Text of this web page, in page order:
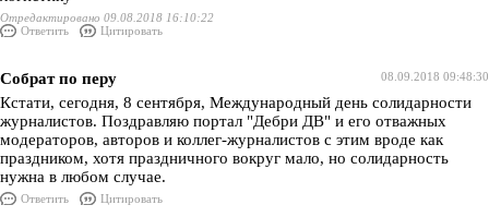
Отредактировано 09.08.2018 16:10:22
Ответить
Цитировать
08.09.2018 09:48:30
Собрат по перу
Кстати, сегодня, 8 сентября, Международный день солидарности
журналистов. Поздравляю портал "Дебри ДВ" и его отважных
модераторов, авторов и коллег-журналистов с этим вроде как
праздником, хотя праздничного вокруг мало, но солидарность
нужна в любом случае.
Ответить Цитировать